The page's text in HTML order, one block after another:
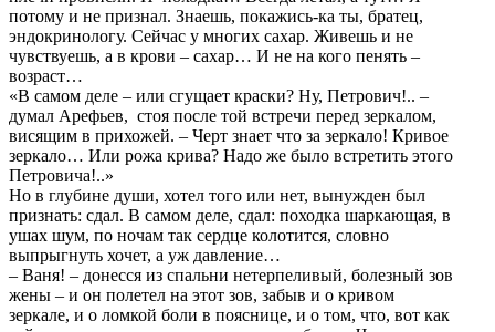
потому и не признал. Знаешь, покажись-ка ты, братец,
эндокринологу. Сейчас у многих сахар. Живешь и не
чувствуешь, а в крови – сахар… И не на кого пенять –
возраст…
«В самом деле – или сгущает краски? Ну, Петрович!.. –
думал Арефьев, стоя после той встречи перед зеркалом,
висящим в прихожей. – Черт знает что за зеркало! Кривое
зеркало… Или рожа крива? Надо же было встретить этого
Петровича!..»
Но в глубине души, хотел того или нет, вынужден был
признать: сдал. В самом деле, сдал: походка шаркающая, в
ушах шум, по ночам так сердце колотится, словно
выпрыгнуть хочет, а уж давление…
– Ваня! – донесся из спальни нетерпеливый, болезный зов
жены – и он полетел на этот зов, забыв и о кривом
зеркале, и о ломкой боли в пояснице, и о том, что, вот как